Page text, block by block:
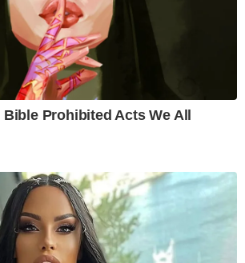
Prohibited Acts We All